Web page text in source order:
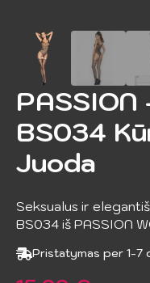
BS034
Juoda
Seksualus ir
BS034 iš PASSION
Pristatymas per 1-7